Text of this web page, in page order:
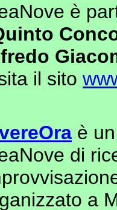
è
il sito
è
di
a